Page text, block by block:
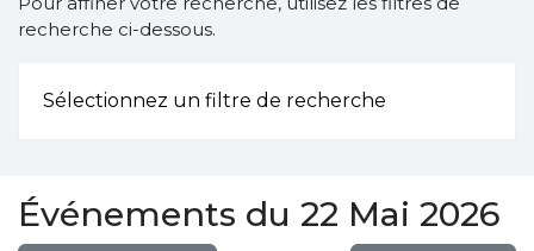
recherche ci-dessous.
Sélectionnez un filtre de recherche
Événements du 22 Mai 2026